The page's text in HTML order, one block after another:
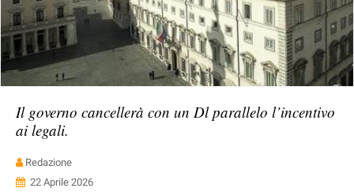
Il governo cancellerà con un Dl parallelo l’incentivo
ai legali.
Redazione
22 Aprile 2026